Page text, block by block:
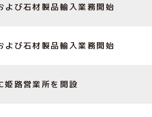
よび石材製品輸入業務開始
よび石材製品輸入業務開始
姫路営業所を開設